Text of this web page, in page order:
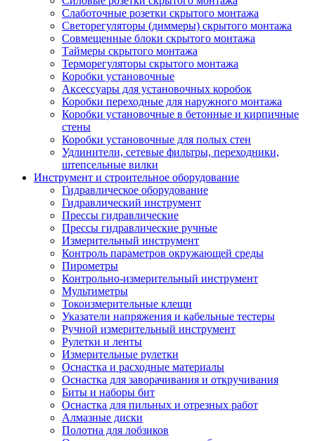
Слаботочные розетки скрытого монтажа
Светорегуляторы (диммеры) скрытого монтажа
Совмещенные блоки скрытого монтажа
Таймеры скрытого монтажа
Терморегуляторы скрытого монтажа
Коробки установочные
Аксессуары для установочных коробок
Коробки переходные для наружного монтажа
Коробки установочные в бетонные и кирпичные
стены
Коробки установочные для полых стен
Удлинители, сетевые фильтры, переходники,
штепсельные вилки
Инструмент и строительное оборудование
Гидравлическое оборудование
Гидравлический инструмент
Прессы гидравлические
Прессы гидравлические ручные
Измерительный инструмент
Контроль параметров окружающей среды
Пирометры
Контрольно-измерительный инструмент
Мультиметры
Токоизмерительные клещи
Указатели напряжения и кабельные тестеры
Ручной измерительный инструмент
Рулетки и ленты
Измерительные рулетки
Оснастка и расходные материалы
Оснастка для заворачивания и откручивания
Биты и наборы бит
Оснастка для пильных и отрезных работ
Алмазные диски
Полотна для лобзиков